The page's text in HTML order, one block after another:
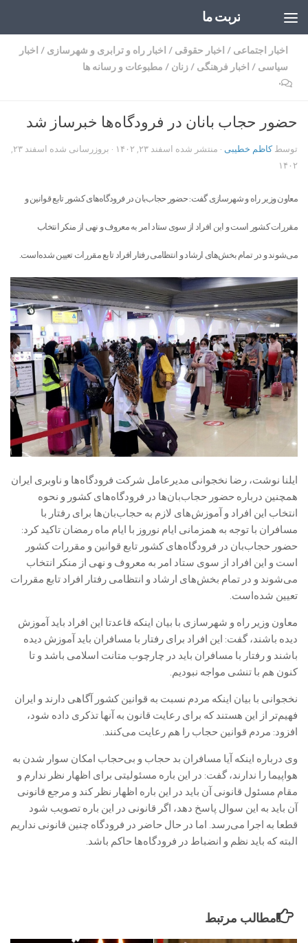
تربت ما
اخبار اجتماعی / اخبار حقوقی / اخبار راه و ترابری و شهرسازی / اخبار
سیاسی / اخبار فرهنگی /زنان / مطبوعات و رسانه ها
۰
حضور حجاب بانان در فرودگاه‌ها خبرساز شد
توسطکاظم خطیبی · منتشر شده اسفند ۲۳, ۱۴۰۲ · بروزرسانی شده
اسفند ۲۳,
۱۴۰۲
معاون وزیر راه و شهرسازی گفت: حضور حجاب‌بان در فرودگاه‌های کشور تابع قوانین و
مقررات کشور است و این افراد از سوی ستاد امر به معروف و نهی از منکر انتخاب
می‌شوند و در تمام بخش‌های ارشاد و انتظامی رفتار افراد تابع مقررات تعیین شده‌است.
ایلنا نوشت، رضا نخجوانی مدیرعامل شرکت فرودگاه‌ها و ناوبری ایران
همچنین درباره حضور حجاب‌بان‌ها در فرودگاه‌های کشور و نحوه
انتخاب این افراد و آموزش‌های لازم به حجاب‌بان‌ها برای رفتار با
مسافران با توجه به همزمانی ایام نوروز با ایام ماه رمضان تاکید کرد:
حضور حجاب‌بان در فرودگاه‌های کشور تابع قوانین و مقررات کشور
است و این افراد از سوی ستاد امر به معروف و نهی از منکر انتخاب
می‌شوند و در تمام بخش‌های ارشاد و انتظامی رفتار افراد تابع مقررات
تعیین شده‌است.
معاون وزیر راه و شهرسازی با بیان اینکه قاعدتا این افراد باید آموزش
دیده باشند، گفت: این افراد برای رفتار با مسافران باید آموزش دیده
باشند و رفتار با مسافران باید در چارچوب متانت اسلامی باشد و تا
کنون هم با تنشی مواجه نبودیم.
نخجوانی با بیان اینکه مردم نسبت به قوانین کشور آگاهی دارند و ایران
فهیم‌تر از این هستند که برای رعایت قانون به آنها تذکری داده شود،
افزود: مردم قوانین حجاب را هم رعایت می‌کنند.
وی درباره اینکه آیا مسافران بد حجاب و بی‌حجاب امکان سوار شدن به
هواپیما را ندارند، گفت: در این باره مسئولیتی برای اظهار نظر ندارم و
مقام مسئول قانونی آن باید در این باره اظهار نظر کند و مرجع قانونی
آن باید به این سوال پاسخ دهد، اگر قانونی در این باره تصویب شود
قطعا به اجرا می‌رسد. اما در حال حاضر در فرودگاه چنین قانونی نداریم
البته که باید نظم و انضباط در فرودگاه‌ها حاکم باشد.
مطالب مرتبط